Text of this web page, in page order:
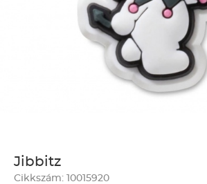
Jibbitz
Cikkszám: 10015920